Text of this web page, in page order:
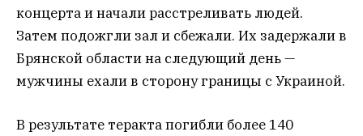
концерта и начали расстреливать людей.
Затем подожгли зал и сбежали. Их задержали в
Брянской области на следующий день —
мужчины ехали в сторону границы с Украиной.
В результате теракта погибли более 140